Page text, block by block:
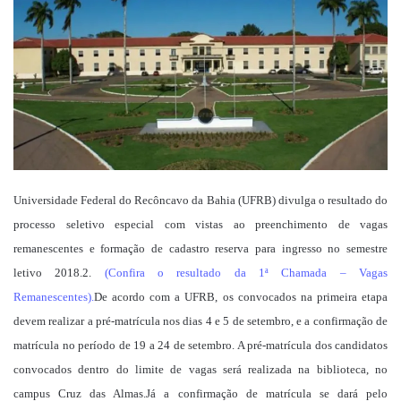
Universidade Federal do Recôncavo da Bahia (UFRB) divulga o resultado do
processo seletivo especial com vistas ao preenchimento de vagas
remanescentes e formação de cadastro reserva para ingresso no semestre
letivo 2018.2. (Confira o resultado da 1ª Chamada – Vagas
Remanescentes).De acordo com a UFRB, os convocados na primeira etapa
devem realizar a pré-matrícula nos dias 4 e 5 de setembro, e a confirmação de
matrícula no período de 19 a 24 de setembro. A pré-matrícula dos candidatos
convocados dentro do limite de vagas será realizada na biblioteca, no
campus Cruz das Almas.Já a confirmação de matrícula se dará pelo